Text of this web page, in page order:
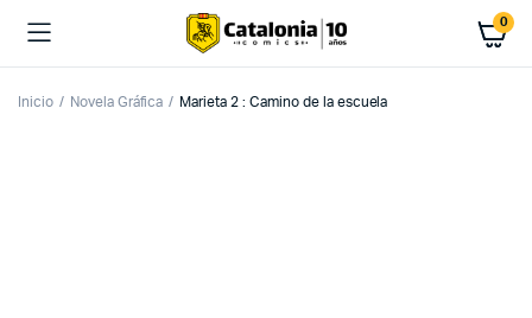
0
Inicio Novela Gráfica Marieta 2 : Camino de la escuela